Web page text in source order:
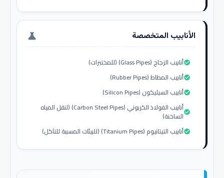
الأنابيب المتخصصة science
أنابيب الزجاج (Glass Pipes) (للمختبرات)check_circle
أنابيب المطاط (Rubber Pipes)check_circle
أنابيب السيليكون (Silicon Pipes)check_circle
أنابيب الفولاذ الكربوني (Carbon Steel Pipes) (لنقل المياه
الساخنة)check_circle
أنابيب التيتانيوم (Titanium Pipes) (للبيئات المسببة للتآكل)check_circle